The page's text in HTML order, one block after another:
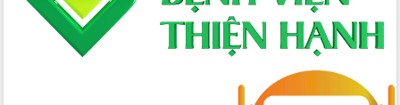
bền vững
Tập huấn nâng cao năng lực triển khai
chuyển đổi số cho cán bộ, công chức